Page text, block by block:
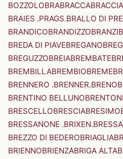
BOZZOLOBRABRACCA
BRAIES .PRAGS.BRALLO DI
BRANDICOBRANDIZZOBRANZI
BREDA DI PIAVEBREGANO
BREGUZZOBREIABREMBATE
BREMBILLABREMBIOBREME
BRENNERO .BRENNER.BRENO
BRENTINO BELLUNO
BRESCELLOBRESCIABRESIMO
BRESSANONE .BRIXEN.
BREZZO DI BEDEROBRIAGLIA
BRIENNOBRIENZABRIGA ALTA